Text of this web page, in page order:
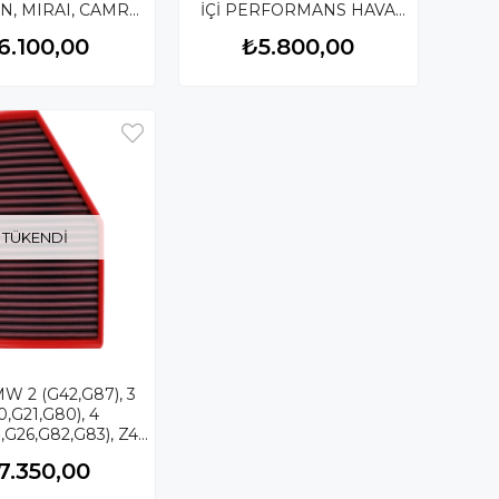
MIRAI, CAMRY
FB01011/01
İÇİ PERFORMANS HAVA
₺5.800,00
COROLLA
TÜKENDI
2 (G42,G87), 3
4
Z4
2 KUTU İÇİ